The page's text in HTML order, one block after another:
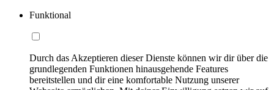
Funktional
Durch das Akzeptieren dieser Dienste können wir dir über die
grundlegenden Funktionen hinausgehende Features
bereitstellen und dir eine komfortable Nutzung unserer